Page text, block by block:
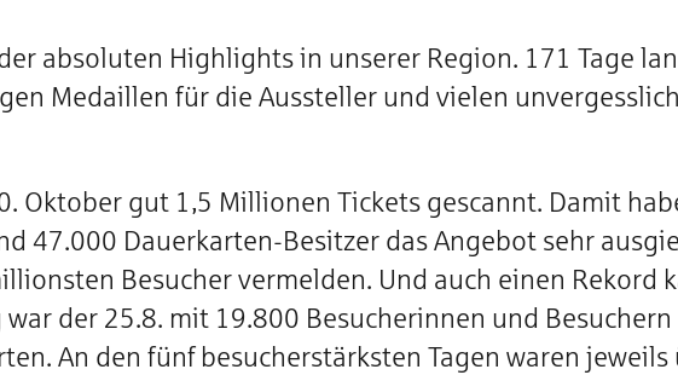
absoluten Highlights in unserer Region. 171 Tage
Medaillen für die Aussteller und vielen
Oktober gut 1,5 Millionen Tickets gescannt. Damit
47.000 Dauerkarten-Besitzer das Angebot sehr
Besucher vermelden. Und auch einen Rekord
der 25.8. mit 19.800 Besucherinnen und Besuchern
An den fünf besucherstärksten Tagen waren jeweils